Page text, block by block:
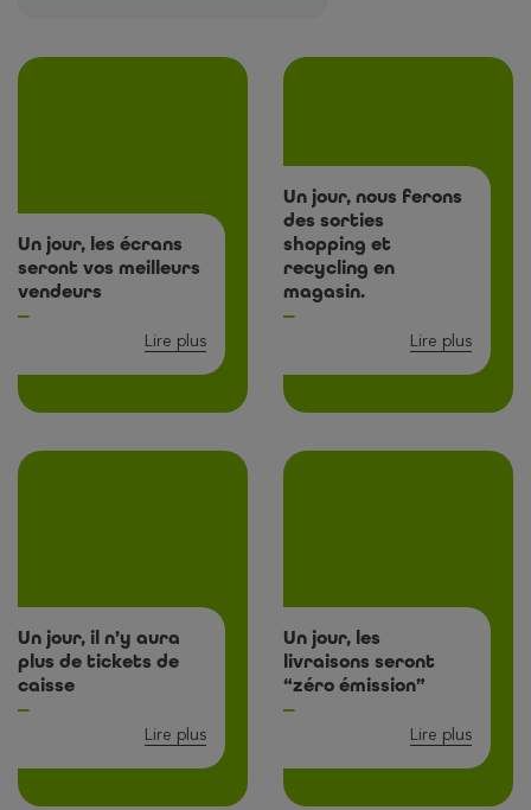
Un jour, les écrans
seront vos meilleurs
vendeurs
Lire plus
Un jour, nous ferons
des sorties
shopping et
recycling en
magasin.
Lire plus
Un jour, il n’y aura
plus de tickets de
caisse
Lire plus
Un jour, les
livraisons seront
“zéro émission”
Lire plus